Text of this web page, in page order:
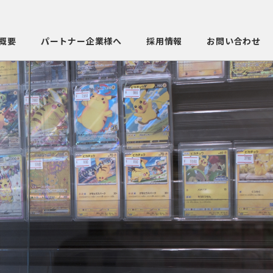
要 パートナー企業様へ 採用情報 お問い合わせ